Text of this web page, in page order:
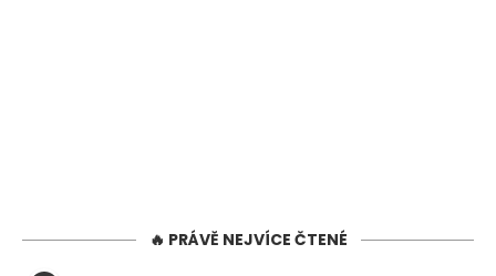
🔥 PRÁVĚ NEJVÍCE ČTENÉ